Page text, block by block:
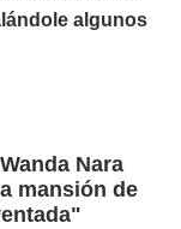
algunos
Nara
mansión de